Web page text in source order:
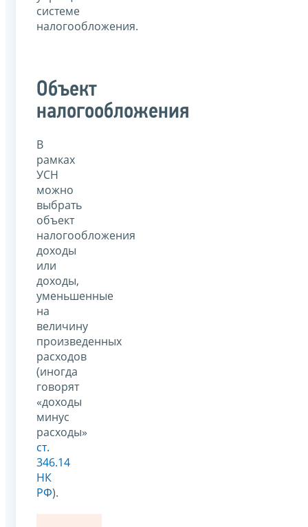
системе
налогообложения.
Объект
налогообложения
В
рамках
УСН
можно
выбрать
объект
налогообложения
доходы
или
доходы,
уменьшенные
на
величину
произведенных
расходов
(иногда
говорят
«доходы
минус
расходы»
ст.
346.14
НК
РФ).